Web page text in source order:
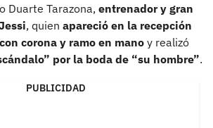
Duarte Tarazona, entrenador y gran
, quien apareció en la recepción
corona y ramo en mano y realizó
por la boda de “su hombre”.
PUBLICIDAD